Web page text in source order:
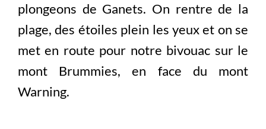
plongeons de Ganets. On rentre de la
plage, des étoiles plein les yeux et on se
met en route pour notre bivouac sur le
mont Brummies, en face du mont
Warning.